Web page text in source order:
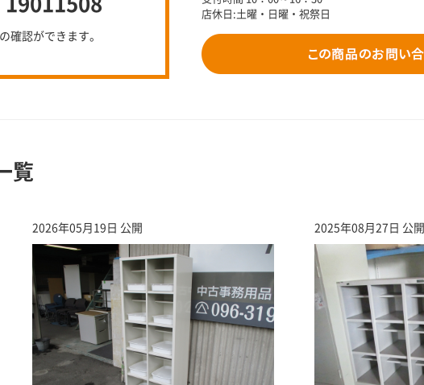
確認ができます。
店休日:土曜・日曜・祝祭日
覧
2026年05月19日 公開 2025年08月27日 公開